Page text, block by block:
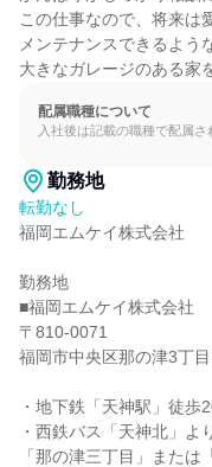
この仕事なので、将来は
メンテナンスできるよう
大きなガレージのある家
配属職種について
入社後は記載の職種で配属さ
勤務地
転勤なし
福岡エムケイ株式会社
勤務地
■福岡エムケイ株式会社
〒810-0071
福岡市中央区那の津3丁
・地下鉄「天神駅」徒歩
・西鉄バス「天神北」よ
「那の津三丁目」また